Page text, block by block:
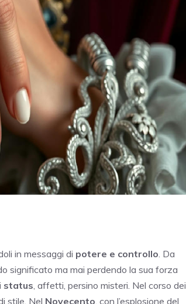
in messaggi di potere e controllo . Da
significato ma mai perdendo la sua forza
status , affetti, persino misteri. Nel corso dei
stile. Nel Novecento , con l’esplosione del